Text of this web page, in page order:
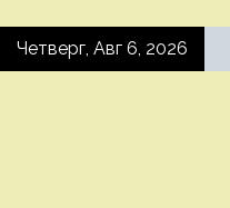
SkipЧетверг, Авг 6, 2026